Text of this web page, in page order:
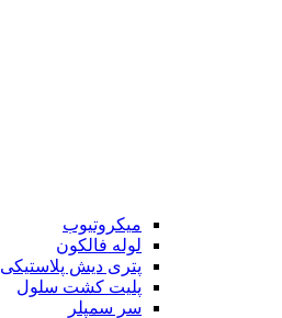
میکروتیوب
لوله فالکون
پتری دیش پلاستیکی
پلیت کشت سلول
سر سمپلر